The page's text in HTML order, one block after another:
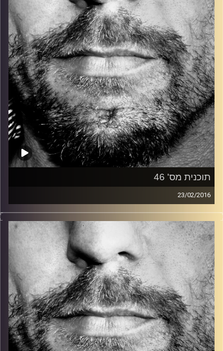
קרדיט תמונות: David Goehring
תוכנית מס' 46
23/02/2016
זיפים, מוזיקה מחוספסת של הופעות חיות. הרבה ג'אם, רוק,
בלוז, bluegrass, ג'אז, Fאנק, פרוגרסיב ואפילו אלקטרוניקה.
כל מה שחי, אמיתי ונושם.
עם שמוליק רגב.
קרדיט תמונות: David Goehring